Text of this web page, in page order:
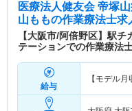
医療法人健友会 帝塚
山ももの作業療法士求
【大阪市/阿倍野区】駅
テーションでの作業療法
給与
【モデル月